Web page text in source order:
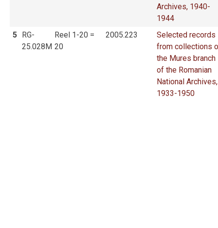
Archives, 1940-
1944
5
RG-
25.028M
Reel 1-20 =
20
2005.223
Selected records
from collections
the Mures branch
of the Romanian
National Archives,
1933-1950